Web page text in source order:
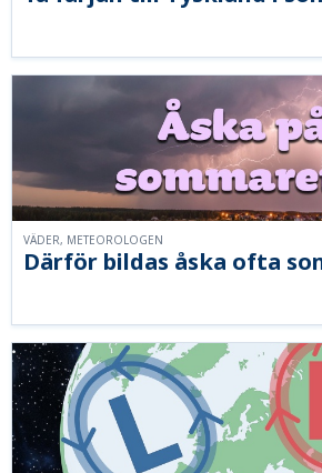
Därför bildas åska ofta
VÄDER, METEOROLOGEN